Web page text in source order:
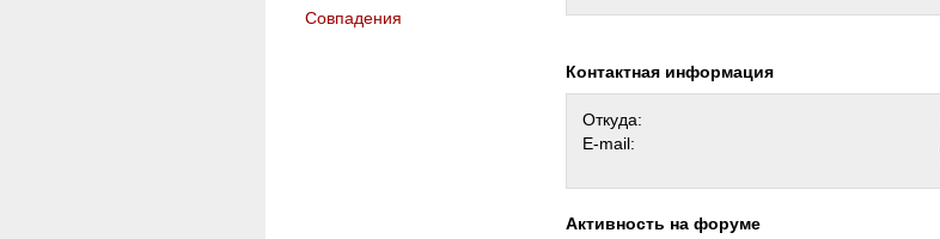
Совпадения
Контактная информация
Откуда:
E-mail:
Активность на форуме